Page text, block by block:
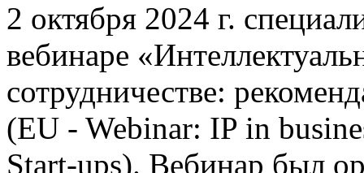
2 октября 2024 г.
вебинаре
сотрудничестве:
(EU - Webinar: IP in
Start-ups). Вебинар был